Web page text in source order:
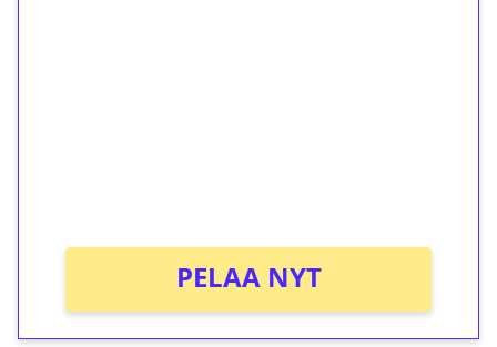
PELAA NYT